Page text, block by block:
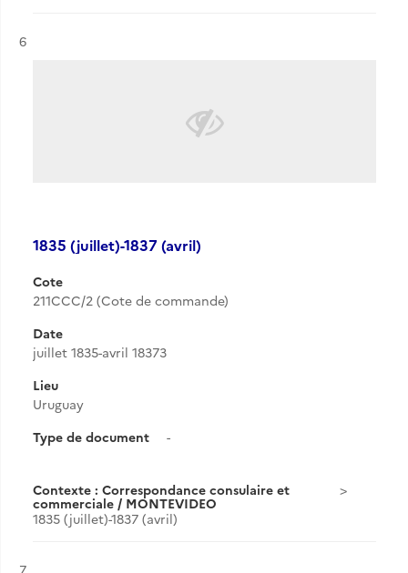
Résultat n°
6
1835 (juillet)-1837 (avril)
Cote
211CCC/2 (Cote de commande)
Date
juillet 1835-avril 18373
Lieu
Uruguay
Type de document
-
Contexte : Correspondance consulaire et
commerciale / MONTEVIDEO
1835 (juillet)-1837 (avril)
Résultat n°
7